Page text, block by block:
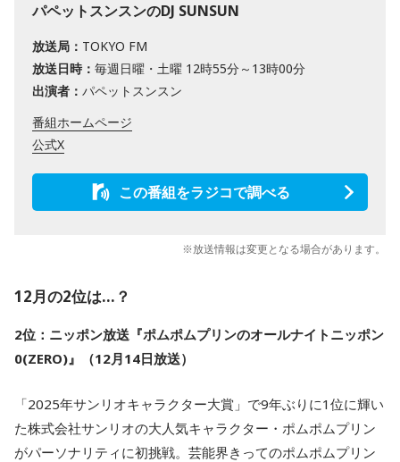
パペットスンスンのDJ SUNSUN
放送局： TOKYO FM
放送日時： 毎週日曜・土曜 12時55分～13時00分
出演者： パペットスンスン
番組ホームページ
公式X
この番組をラジコで調べる
※放送情報は変更となる場合があります。
12月の2位は…？
2位：ニッポン放送『ポムポムプリンのオールナイトニッポン
0(ZERO)』（12月14日放送）
「2025年サンリオキャラクター大賞」で9年ぶりに1位に輝い
た株式会社サンリオの大人気キャラクター・ポムポムプリン
がパーソナリティに初挑戦。芸能界きってのポムポムプリン